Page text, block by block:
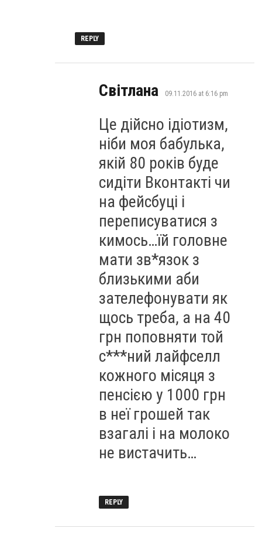
REPLY
Світлана says:
09.11.2016 at 6:16 pm
Це дійсно ідіотизм,
ніби моя бабулька,
якій 80 років буде
сидіти Вконтакті чи
на фейсбуці і
переписуватися з
кимось…їй головне
мати зв*язок з
близькими аби
зателефонувати як
щось треба, а на 40
грн поповняти той
с***ний лайфселл
кожного місяця з
пенсією у 1000 грн
в неї грошей так
взагалі і на молоко
не вистачить…
REPLY